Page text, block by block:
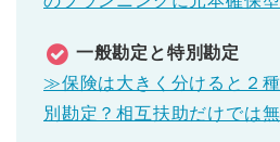
一般勘定と特別勘定
≫保険は大きく分けると２
別勘定？相互扶助だけでは